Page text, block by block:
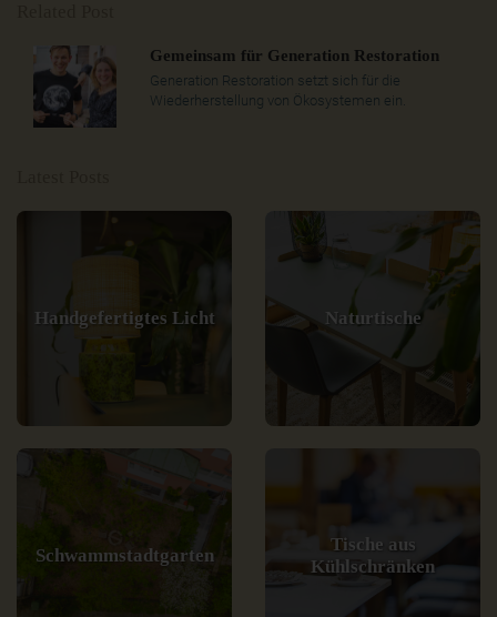
Gemeinsam für Generation Restoration
Generation Restoration setzt sich für die
Wiederherstellung von Ökosystemen ein.
Handgefertigtes Licht Naturtische
Schwammstadtgarten
Tische aus
Kühlschränken